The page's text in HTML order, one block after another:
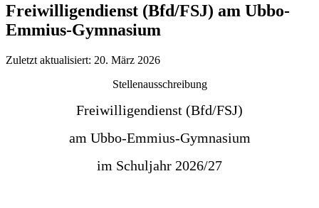
Freiwilligendienst (Bfd/FSJ) am Ubbo-
Emmius-Gymnasium
Zuletzt aktualisiert: 20. März 2026
Stellenausschreibung
Freiwilligendienst (Bfd/FSJ)
am Ubbo-Emmius-Gymnasium
im Schuljahr 2026/27